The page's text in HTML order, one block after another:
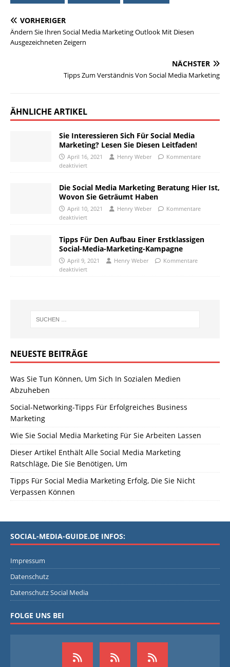
VORHERIGER
Ändern Sie Ihren Social Media Marketing Outlook Mit Diesen
Ausgezeichneten Zeigern
NÄCHSTER
Tipps Zum Verständnis Von Social Media Marketing
ÄHNLICHE ARTIKEL
Sie Interessieren Sich Für Social Media
Marketing? Lesen Sie Diesen Leitfaden!
April 16, 2021 Henry Weber
Kommentare
deaktiviert
Die Social Media Marketing Beratung Hier Ist,
Wovon Sie Geträumt Haben
April 10, 2021 Henry Weber
Kommentare
deaktiviert
Tipps Für Den Aufbau Einer Erstklassigen
Social-Media-Marketing-Kampagne
April 9, 2021 Henry Weber
Kommentare
deaktiviert
NEUESTE BEITRÄGE
Was Sie Tun Können, Um Sich In Sozialen Medien
Abzuheben
Social-Networking-Tipps Für Erfolgreiches Business
Marketing
Wie Sie Social Media Marketing Für Sie Arbeiten Lassen
Dieser Artikel Enthält Alle Social Media Marketing
Ratschläge, Die Sie Benötigen, Um
Tipps Für Social Media Marketing Erfolg, Die Sie Nicht
Verpassen Können
SOCIAL-MEDIA-GUIDE.DE INFOS:
Impressum
Datenschutz
Datenschutz Social Media
FOLGE UNS BEI